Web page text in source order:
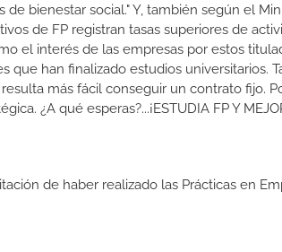
bienestar social." Y, también según el
de FP registran tasas superiores de
el interés de las empresas por estos
que han finalizado estudios universitarios.
más fácil conseguir un contrato fijo.
¿A qué esperas?...¡ESTUDIA FP Y
de haber realizado las Prácticas en